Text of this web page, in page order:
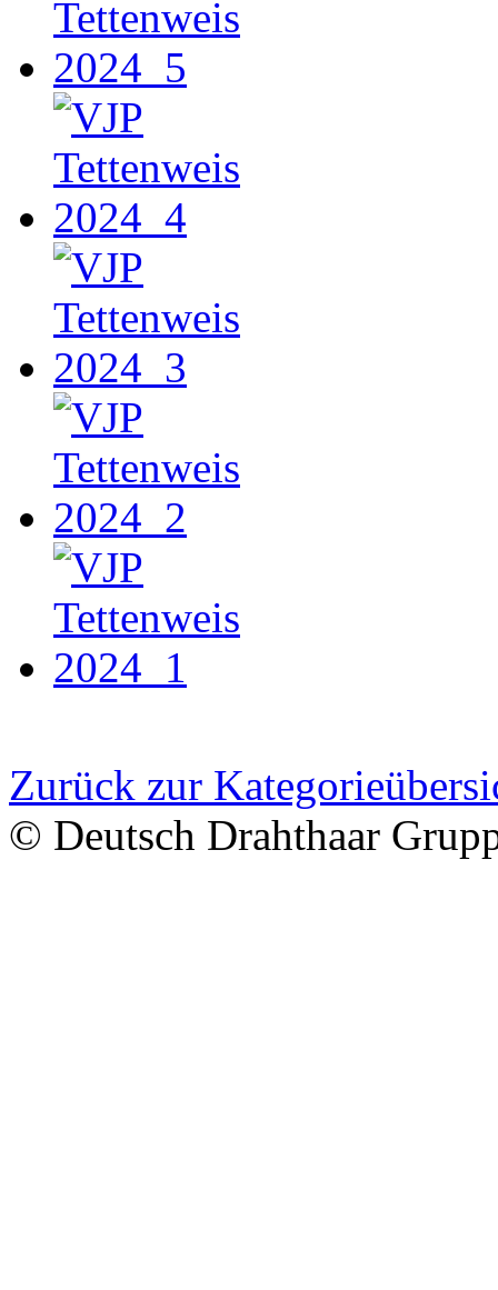
Zurück zur
© Deutsch Drahthaar